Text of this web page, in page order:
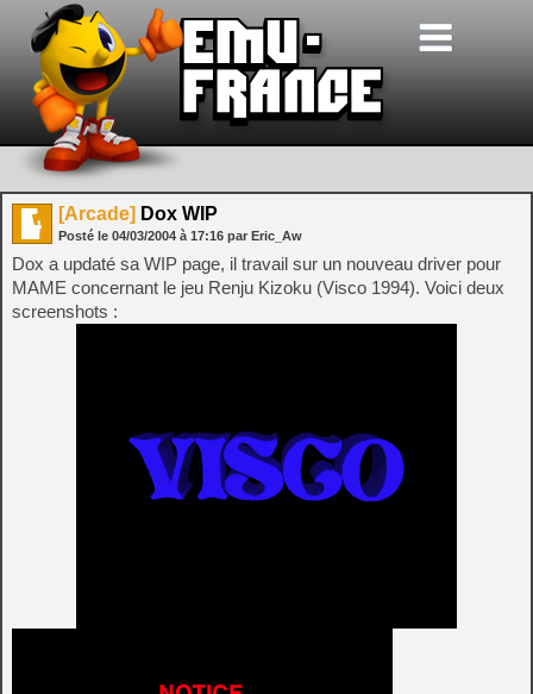
[Arcade] Dox WIP
Posté le 04/03/2004 à 17:16 par Eric_Aw
Dox a updaté sa WIP page, il travail sur un nouveau driver pour
MAME concernant le jeu Renju Kizoku (Visco 1994). Voici deux
screenshots :